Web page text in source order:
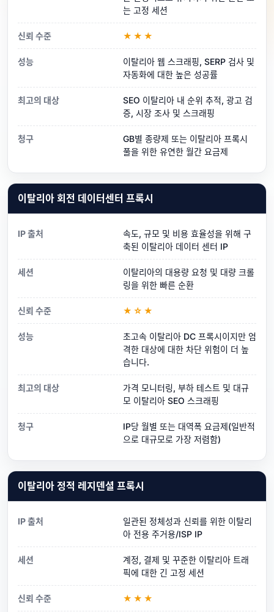
는 고정 세션
신뢰 수준 ★★★
성능
이탈리아 웹 스크래핑, SERP 검사 및
자동화에 대한 높은 성공률
최고의 대상
SEO 이탈리아 내 순위 추적, 광고 검
증, 시장 조사 및 스크래핑
청구
GB별 종량제 또는 이탈리아 프록시
풀을 위한 유연한 월간 요금제
이탈리아 회전 데이터센터 프록시
IP 출처
속도, 규모 및 비용 효율성을 위해 구
축된 이탈리아 데이터 센터 IP
세션
이탈리아의 대용량 요청 및 대량 크롤
링을 위한 빠른 순환
신뢰 수준 ★☆★
성능
초고속 이탈리아 DC 프록시이지만 엄
격한 대상에 대한 차단 위험이 더 높
습니다.
최고의 대상
가격 모니터링, 부하 테스트 및 대규
모 이탈리아 SEO 스크래핑
청구
IP당 월별 또는 대역폭 요금제(일반적
으로 대규모로 가장 저렴함)
이탈리아 정적 레지덴셜 프록시
IP 출처
일관된 정체성과 신뢰를 위한 이탈리
아 전용 주거용/ISP IP
세션
계정, 결제 및 꾸준한 이탈리아 트래
픽에 대한 긴 고정 세션
신뢰 수준 ★★★